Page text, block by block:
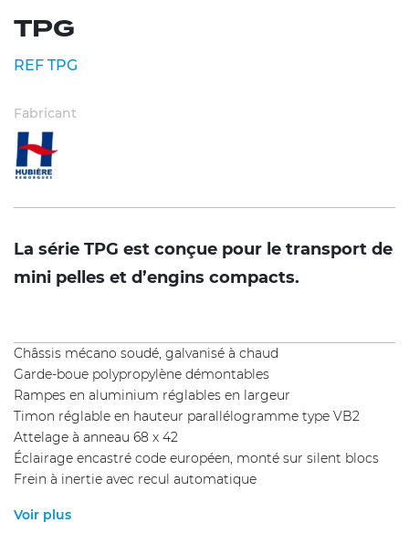
TPG
REF TPG
Fabricant
La série TPG est conçue pour le transport de
mini pelles et d’engins compacts.
Châssis mécano soudé, galvanisé à chaud
Garde-boue polypropylène démontables
Rampes en aluminium réglables en largeur
Timon réglable en hauteur parallélogramme type VB2
Attelage à anneau 68 x 42
Éclairage encastré code européen, monté sur silent blocs
Frein à inertie avec recul automatique
Voir plus